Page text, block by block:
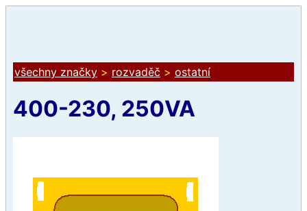
všechny značky > rozvaděč > ostatní
400-230, 250VA